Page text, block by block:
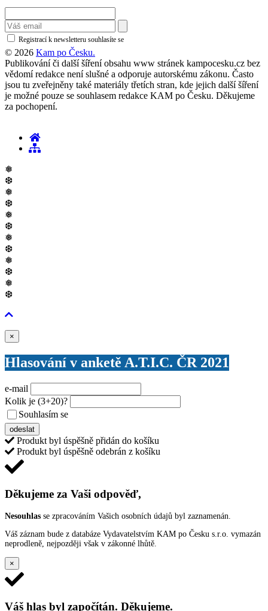
Registrací k newsletteru souhlasíte se
© 2026 Kam po Česku.
Publikování či další šíření obsahu www stránek kampocesku.cz bez
vědomí redakce není slušné a odporuje autorskému zákonu. Často
jsou tu zveřejněny také materiály třetích stran, kde jejich další šíření
je možné pouze se souhlasem redakce KAM po Česku. Děkujeme
za pochopení.
❅
❆
❅
❆
❅
❆
❅
❆
❅
❆
❅
❆
×
Hlasování v anketě A.T.I.C. ČR 2021
e-mail
Kolik je (3+20)?
Souhlasím se
odeslat
Produkt byl úspěšně přidán do košíku
Produkt byl úspěšně odebrán z košíku
Děkujeme za Vaši odpověď,
Nesouhlas se zpracováním Vašich osobních údajů byl zaznamenán.
Váš záznam bude z databáze Vydavatelstvím KAM po Česku s.r.o. vymazán
neprodleně, nejpozději však v zákonné lhůtě.
×
Váš hlas byl započítán. Děkujeme.